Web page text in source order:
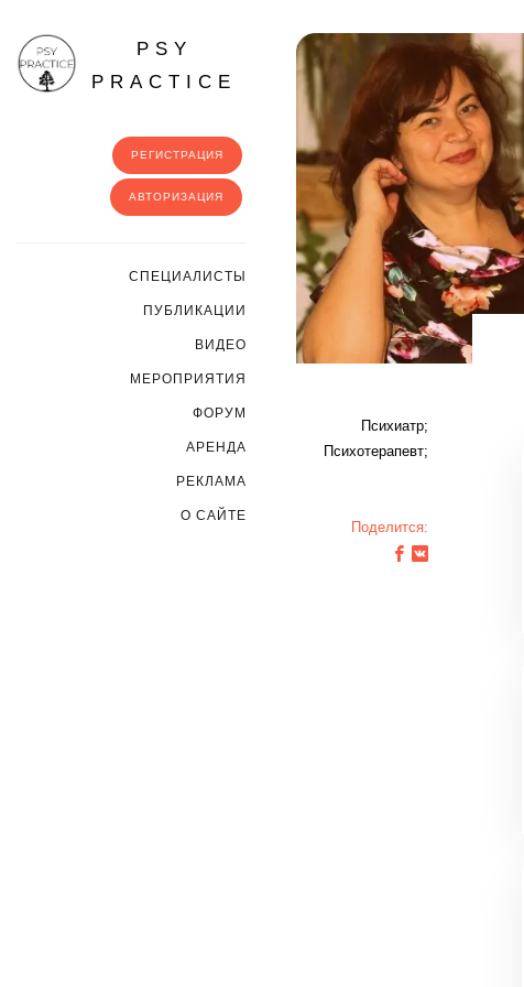
PSY
PRACTICE
РЕГИСТРАЦИЯ
АВТОРИЗАЦИЯ
CПЕЦИАЛИСТЫ
ПУБЛИКАЦИИ
ВИДЕО
МЕРОПРИЯТИЯ
ФОРУМ
АРЕНДА
РЕКЛАМА
О САЙТЕ
Психиатр;
Психотерапевт;
Поделится: